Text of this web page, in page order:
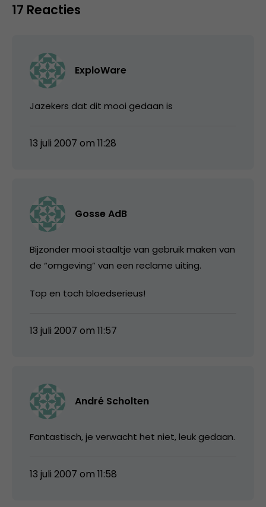
17 Reacties
ExploWare
Jazekers dat dit mooi gedaan is
13 juli 2007 om 11:28
Gosse AdB
Bijzonder mooi staaltje van gebruik maken van
de “omgeving” van een reclame uiting.
Top en toch bloedserieus!
13 juli 2007 om 11:57
André Scholten
Fantastisch, je verwacht het niet, leuk gedaan.
13 juli 2007 om 11:58